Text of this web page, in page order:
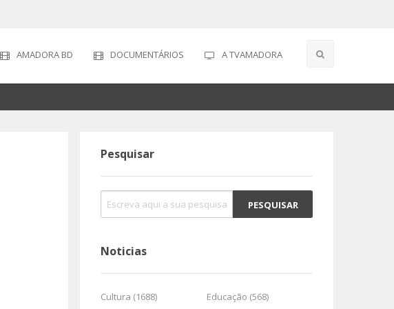
AMADORA BD DOCUMENTÁRIOS A TVAMADORA
Pesquisar
Noticias
Cultura (1688)
Educação (568)